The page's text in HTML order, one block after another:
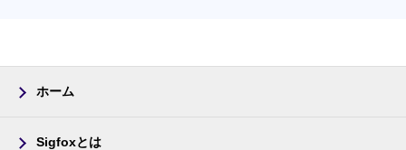
ホーム
Sigfoxとは